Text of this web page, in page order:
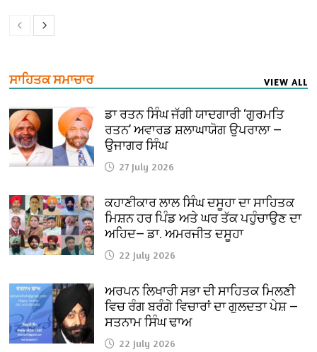
ਸਾਹਿਤਕ ਸਮਾਚਾਰ VIEW ALL
ਡਾ ਰਤਨ ਸਿੰਘ ਜੱਗੀ ਯਾਦਗਾਰੀ ‘ਗੁਰਮਤਿ
ਰਤਨ’ ਅਵਾਰਡ ਸ਼ਲਾਘਾਯੋਗ ਉਪਰਾਲਾ —
ਉਜਾਗਰ ਸਿੰਘ
27 July 2026
ਕਹਾਣੀਕਾਰ ਲਾਲ ਸਿੰਘ ਦਸੂਹਾ ਦਾ ਸਾਹਿਤਕ
ਮਿਸ਼ਨ ਹਰ ਪਿੰਡ ਅਤੇ ਘਰ ਤੱਕ ਪਹੁੰਚਾਉਣ ਦਾ
ਅਹਿਦ— ਡਾ. ਅਮਰਜੀਤ ਦਸੂਹਾ
22 July 2026
ਅਰਪਨ ਲਿਖਾਰੀ ਸਭਾ ਦੀ ਸਾਹਿਤਕ ਮਿਲਣੀ
ਵਿਚ ਰੰਗ ਬਰੰਗੇ ਵਿਚਾਰਾਂ ਦਾ ਗੁਲਦਤਾ ਪੇਸ਼ —
ਸਤਨਾਮ ਸਿੰਘ ਢਾਅ
22 July 2026